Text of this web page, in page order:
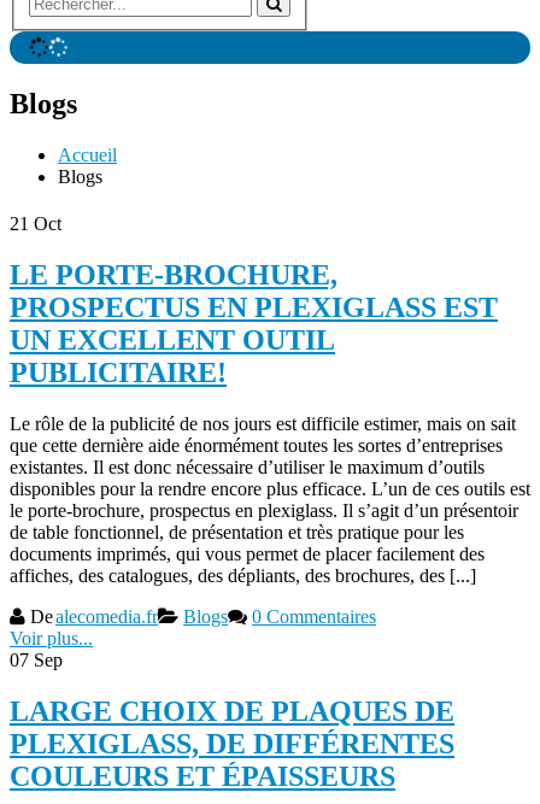
Blogs
Accueil
Blogs
21 Oct
LE PORTE-BROCHURE,
PROSPECTUS EN PLEXIGLASS EST
UN EXCELLENT OUTIL
PUBLICITAIRE!
Le rôle de la publicité de nos jours est difficile estimer, mais on sait
que cette dernière aide énormément toutes les sortes d’entreprises
existantes. Il est donc nécessaire d’utiliser le maximum d’outils
disponibles pour la rendre encore plus efficace. L’un de ces outils est
le porte-brochure, prospectus en plexiglass. Il s’agit d’un présentoir
de table fonctionnel, de présentation et très pratique pour les
documents imprimés, qui vous permet de placer facilement des
affiches, des catalogues, des dépliants, des brochures, des [...]
Dealecomedia.fr Blogs
0 Commentaires
Voir plus...
07 Sep
LARGE CHOIX DE PLAQUES DE
PLEXIGLASS, DE DIFFÉRENTES
COULEURS ET ÉPAISSEURS